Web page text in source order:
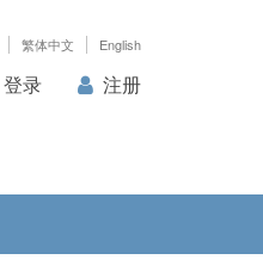
繁体中文 English
登录 注册